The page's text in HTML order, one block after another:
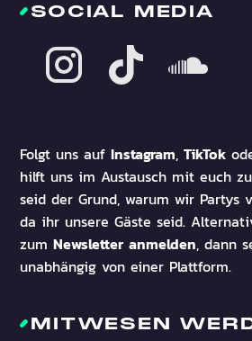
SOCIAL MEDIA
Folgt uns aufInstagram,TikTok
hilft uns im Austausch mit euch
seid der Grund, warum wir Partys
da ihr unsere Gäste seid.
zumNewsletter anmelden, dann
unabhängig von einer Plattform.
MITWESEN